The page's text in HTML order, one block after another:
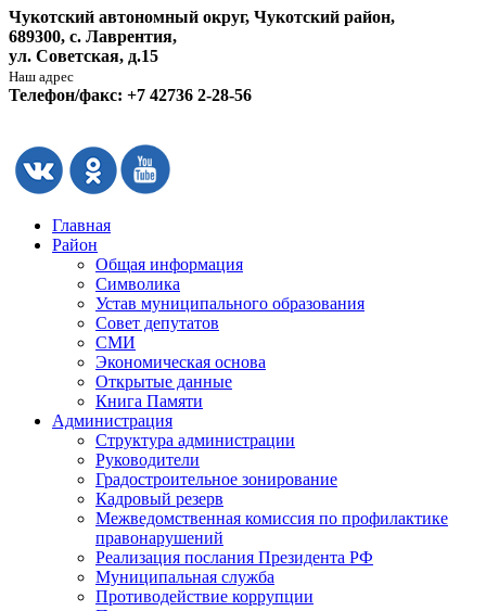
Чукотский автономный округ, Чукотский район,
689300, с. Лаврентия,
ул. Советская, д.15
Наш адрес
Телефон/факс: +7 42736 2-28-56
Главная
Район
Общая информация
Символика
Устав муниципального образования
Совет депутатов
СМИ
Экономическая основа
Открытые данные
Книга Памяти
Администрация
Структура администрации
Руководители
Градостроительное зонирование
Кадровый резерв
Межведомственная комиссия по профилактике
правонарушений
Реализация послания Президента РФ
Муниципальная служба
Противодействие коррупции